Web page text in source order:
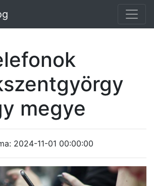
megye
2024-11-01 00:00:00